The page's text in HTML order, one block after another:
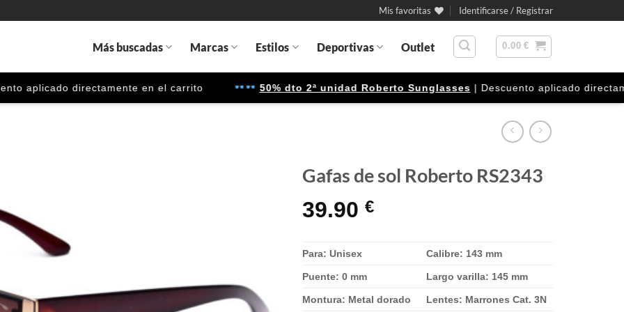
Mis favoritas Identificarse / Registrar
Más buscadas Marcas Estilos Deportivas Outlet 0.00€
aplicado directamente en el carrito 50% dto 2ª unidad Roberto Sunglasses | Descuento aplicado
Gafas de sol Roberto RS2343
39.90 €
Para: Unisex Calibre: 143 mm
Puente: 0 mm Largo varilla: 145 mm
Montura: Metal dorado Lentes: Marrones Cat. 3N